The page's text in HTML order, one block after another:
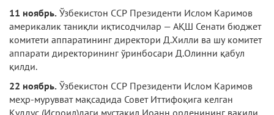
11 ноябрь. Ўзбекистон ССР Президенти Ислом Каримов
америкалик таниқли иқтисодчилар — АҚШ Сенати бюджет
комитети аппаратининг директори Д.Хилли ва шу ко­митет
аппарати директорининг ўринбосари Д.Олинни қабул
қилди.
22 ноябрь. Ўзбекистон ССР Президенти Ислом Каримов
меҳр-мурувват мақсадида Совет Иттифоқига келган
Қуддус (Исроил)даги мустақил Иоанн орденининг вакили